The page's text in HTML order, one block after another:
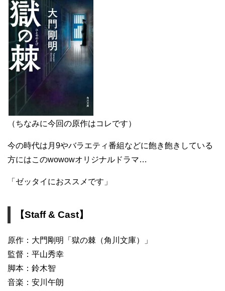
（ちなみに今回の原作はコレです）
今の時代は月9やバラエティ番組などに飽き飽きしている
方にはこのwowowオリジナルドラマ…
「ゼッタイにおススメです」
【Staff & Cast】
原作：大門剛明「獄の棘（角川文庫）」
監督：平山秀幸
脚本：鈴木智
音楽：安川午朗